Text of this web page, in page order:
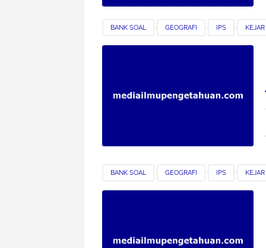
BANK SOAL GEOGRAFI IPS
SMK SOAL LATIHAN
BANK SOAL GEOGRAFI IPS
SMK SOAL LATIHAN